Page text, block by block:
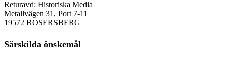
Returavd: Historiska Media
Metallvägen 31, Port 7-11
19572 ROSERSBERG
Särskilda önskemål